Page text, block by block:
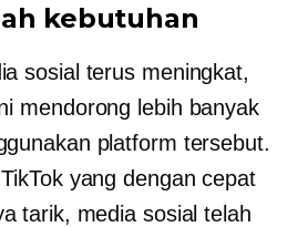
kebutuhan
sosial terus meningkat,
mendorong lebih banyak
platform tersebut.
yang dengan cepat
tarik, media sosial telah